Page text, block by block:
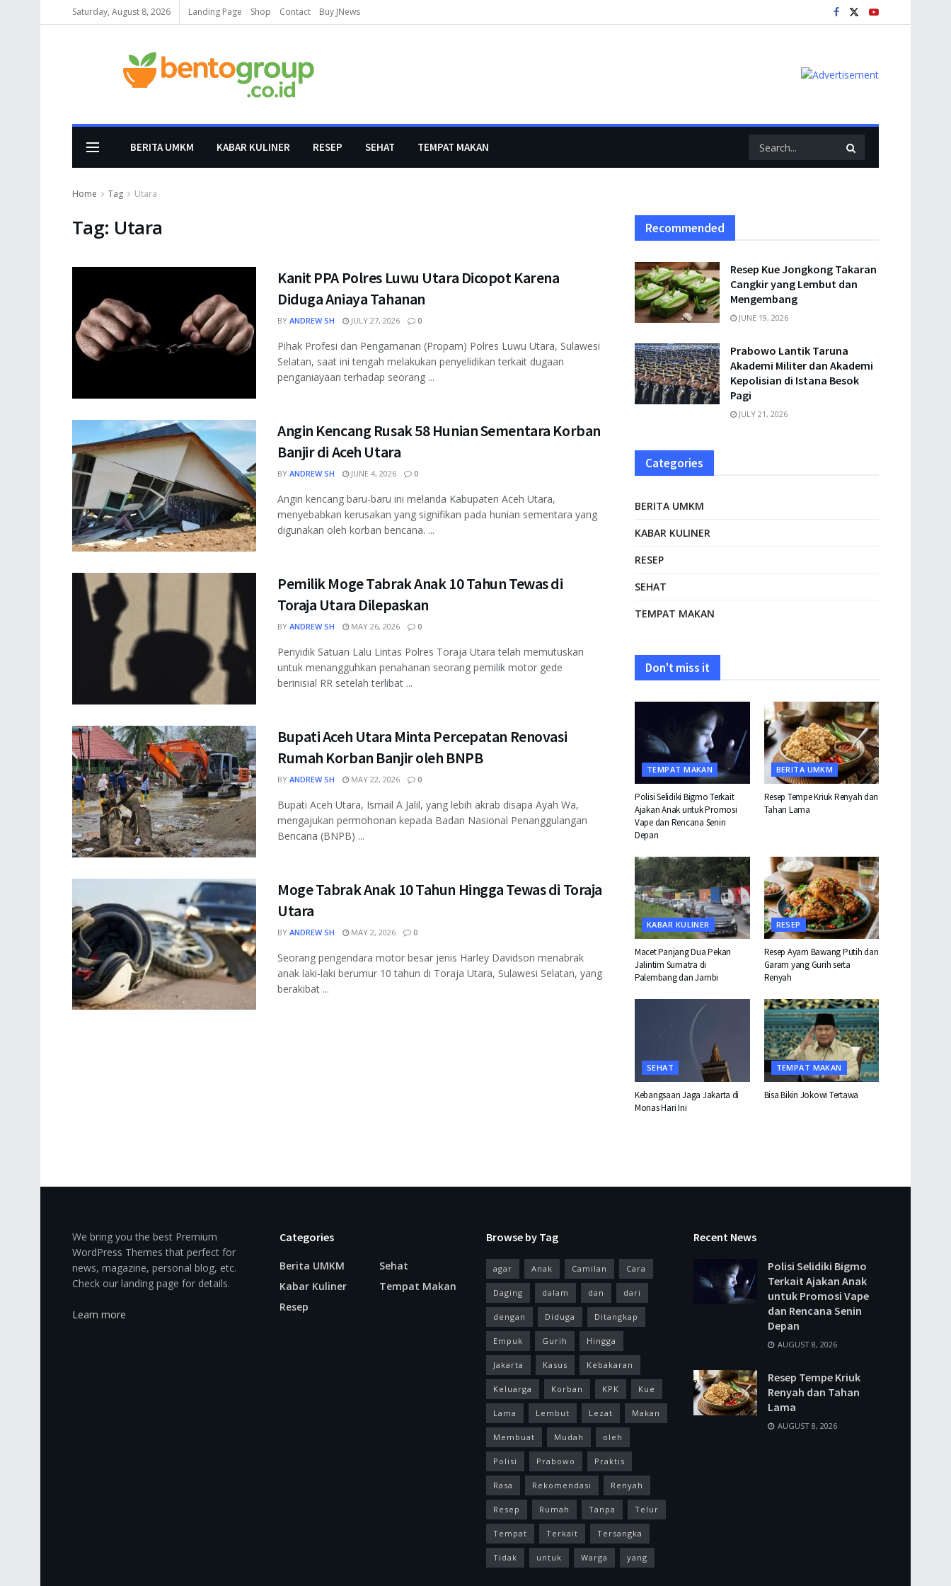
Saturday, August 8, 2026 Landing Page Shop Contact Buy JNews
BERITA UMKM KABAR KULINER RESEP SEHAT TEMPAT MAKAN
Home Tag Utara
Tag: Utara
Kanit PPA Polres Luwu Utara Dicopot Karena
Diduga Aniaya Tahanan
BY ANDREW SH JULY 27, 2026 0
Pihak Profesi dan Pengamanan (Propam) Polres Luwu Utara, Sulawesi
Selatan, saat ini tengah melakukan penyelidikan terkait dugaan
penganiayaan terhadap seorang ...
Angin Kencang Rusak 58 Hunian Sementara Korban
Banjir di Aceh Utara
BY ANDREW SH JUNE 4, 2026 0
Angin kencang baru-baru ini melanda Kabupaten Aceh Utara,
menyebabkan kerusakan yang signifikan pada hunian sementara yang
digunakan oleh korban bencana. ...
Pemilik Moge Tabrak Anak 10 Tahun Tewas di
Toraja Utara Dilepaskan
BY ANDREW SH MAY 26, 2026 0
Penyidik Satuan Lalu Lintas Polres Toraja Utara telah memutuskan
untuk menangguhkan penahanan seorang pemilik motor gede
berinisial RR setelah terlibat ...
Bupati Aceh Utara Minta Percepatan Renovasi
Rumah Korban Banjir oleh BNPB
BY ANDREW SH MAY 22, 2026 0
Bupati Aceh Utara, Ismail A Jalil, yang lebih akrab disapa Ayah Wa,
mengajukan permohonan kepada Badan Nasional Penanggulangan
Bencana (BNPB) ...
Moge Tabrak Anak 10 Tahun Hingga Tewas di Toraja
Utara
BY ANDREW SH MAY 2, 2026 0
Seorang pengendara motor besar jenis Harley Davidson menabrak
anak laki-laki berumur 10 tahun di Toraja Utara, Sulawesi Selatan, yang
berakibat ...
Recommended
Resep Kue Jongkong Takaran
Cangkir yang Lembut dan
Mengembang
JUNE 19, 2026
Prabowo Lantik Taruna
Akademi Militer dan Akademi
Kepolisian di Istana Besok
Pagi
JULY 21, 2026
Categories
BERITA UMKM
KABAR KULINER
RESEP
SEHAT
TEMPAT MAKAN
Don't miss it
TEMPAT MAKAN
Polisi Selidiki Bigmo Terkait
Ajakan Anak untuk Promosi
Vape dan Rencana Senin
Depan
BERITA UMKM
Resep Tempe Kriuk Renyah dan
Tahan Lama
KABAR KULINER
Macet Panjang Dua Pekan
Jalintim Sumatra di
Palembang dan Jambi
RESEP
Resep Ayam Bawang Putih dan
Garam yang Gurih serta
Renyah
SEHAT
Kebangsaan Jaga Jakarta di
Monas Hari Ini
TEMPAT MAKAN
Bisa Bikin Jokowi Tertawa
We bring you the best Premium
WordPress Themes that perfect for
news, magazine, personal blog, etc.
Check our landing page for details.
Learn more
Categories
Berita UMKM
Kabar Kuliner
Resep
Sehat
Tempat Makan
Browse by Tag
agar Anak Camilan Cara
Daging dalam dan dari
dengan Diduga Ditangkap
Empuk Gurih Hingga
Jakarta Kasus Kebakaran
Keluarga Korban KPK Kue
Lama Lembut Lezat Makan
Membuat Mudah oleh
Polisi Prabowo Praktis
Rasa Rekomendasi Renyah
Resep Rumah Tanpa Telur
Tempat Terkait Tersangka
Tidak untuk Warga yang
Recent News
Polisi Selidiki Bigmo
Terkait Ajakan Anak
untuk Promosi Vape
dan Rencana Senin
Depan
AUGUST 8, 2026
Resep Tempe Kriuk
Renyah dan Tahan
Lama
AUGUST 8, 2026